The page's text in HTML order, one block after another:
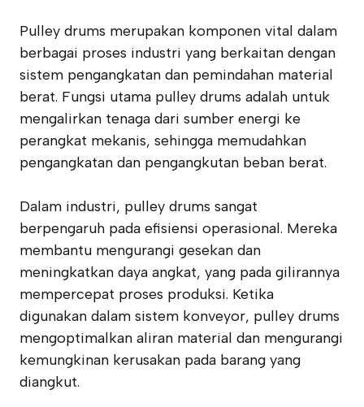
Pulley drums merupakan komponen vital dalam
berbagai proses industri yang berkaitan dengan
sistem pengangkatan dan pemindahan material
berat. Fungsi utama pulley drums adalah untuk
mengalirkan tenaga dari sumber energi ke
perangkat mekanis, sehingga memudahkan
pengangkatan dan pengangkutan beban berat.
Dalam industri, pulley drums sangat
berpengaruh pada efisiensi operasional. Mereka
membantu mengurangi gesekan dan
meningkatkan daya angkat, yang pada gilirannya
mempercepat proses produksi. Ketika
digunakan dalam sistem konveyor, pulley drums
mengoptimalkan aliran material dan mengurangi
kemungkinan kerusakan pada barang yang
diangkut.